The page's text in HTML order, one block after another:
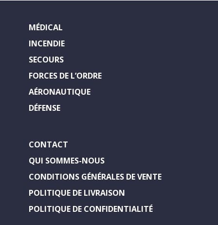
MÉDICAL
INCENDIE
SECOURS
FORCES DE L’ORDRE
AÉRONAUTIQUE
DÉFENSE
CONTACT
QUI SOMMES-NOUS
CONDITIONS GÉNÉRALES DE VENTE
POLITIQUE DE LIVRAISON
POLITIQUE DE CONFIDENTIALITÉ